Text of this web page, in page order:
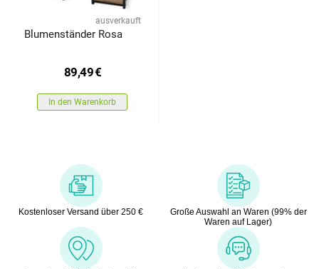
ausverkauft
Blumenständer Rosa
89,49€
In den Warenkorb
Kostenloser Versand über 250 €
Große Auswahl an Waren (99% der
Waren auf Lager)